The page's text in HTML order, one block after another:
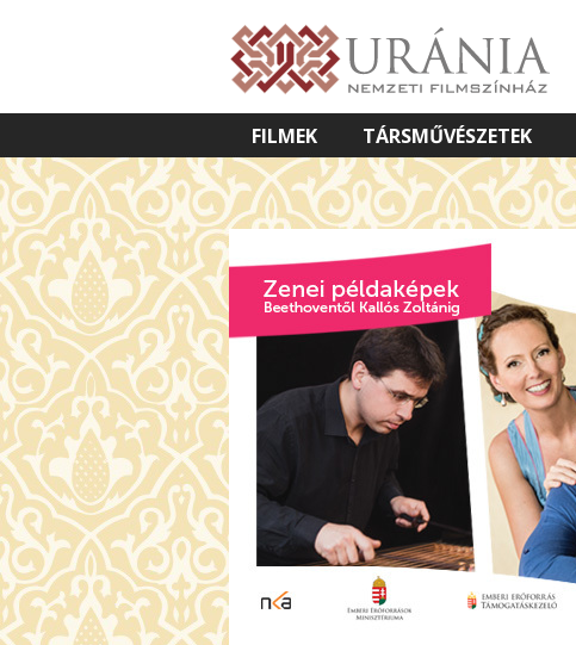
FILMEK TÁRSMŰVÉSZETEK
VETÍTETT KÉPES ELŐADÁSOK